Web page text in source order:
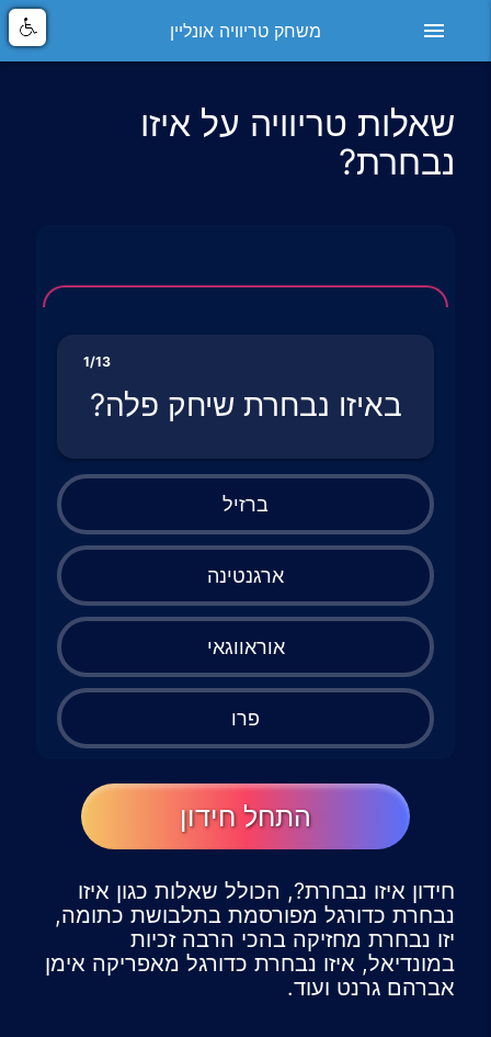
menu משחק טריוויה אונליין
שאלות טריוויה על איזו
נבחרת?
1/13
באיזו נבחרת שיחק פלה?
ברזיל
ארגנטינה
אוראווגאי
פרו
התחל חידון
חידון איזו נבחרת?, הכולל שאלות כגון איזו
נבחרת כדורגל מפורסמת בתלבושת כתומה,
יזו נבחרת מחזיקה בהכי הרבה זכיות
במונדיאל, איזו נבחרת כדורגל מאפריקה אימן
אברהם גרנט ועוד.